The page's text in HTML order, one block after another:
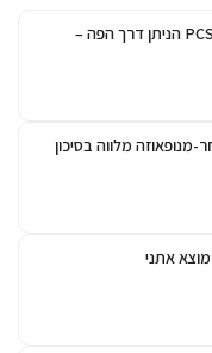
מחקר מבוקר־פלצבו במעכב PCSK9 הניתן דרך הפה –
מנופאוזה מלווה בסיכון
אתני